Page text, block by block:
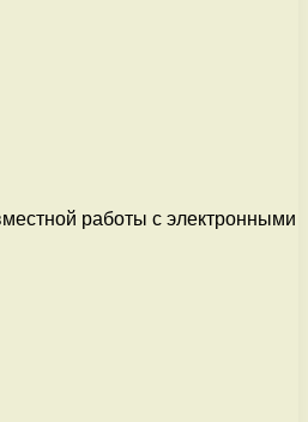
работы с электронными